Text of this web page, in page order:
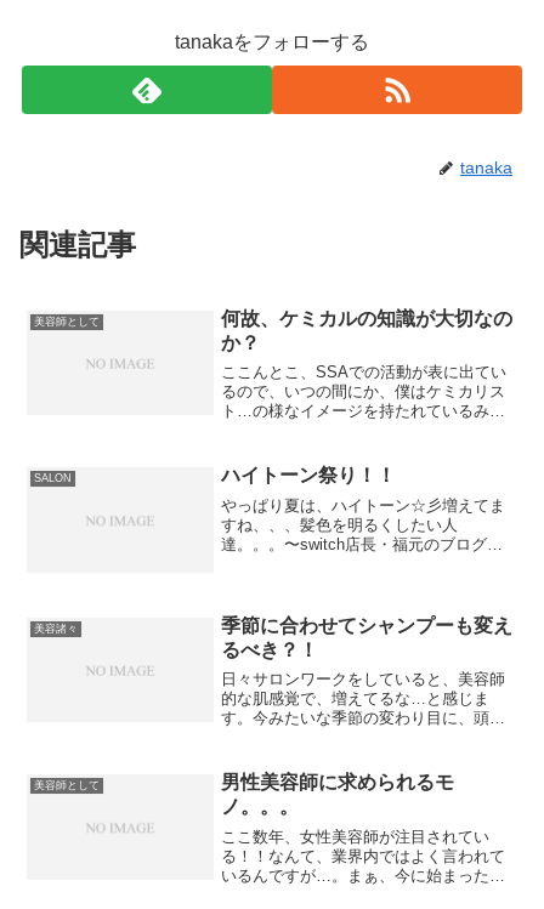
tanakaをフォローする
tanaka
関連記事
美容師として
何故、ケミカルの知識が大切なの
か？
ここんとこ、SSAでの活動が表に出てい
るので、いつの間にか、僕はケミカリス
ト…の様なイメージを持たれているみた
いないんだけど、自分自身ではあまりそ
う思われるのは嬉しくな...
SALON ハイトーン祭り！！
やっぱり夏は、ハイトーン☆彡増えてま
すね、、、髪色を明るくしたい人
達。。。〜switch店長・福元のブログよ
ル系でしょ。いまだ...
美容諸々
季節に合わせてシャンプーも変え
るべき？！
日々サロンワークをしていると、美容師
的な肌感覚で、増えてるな…と感じま
す。今みたいな季節の変わり目に、頭が
り、此方が気付いたりすることが。ま
た、髪がパサつく…髪がもつれる...
美容師として
男性美容師に求められるモ
ノ。。。
ここ数年、女性美容師が注目されてい
る！！なんて、業界内ではよく言われて
いるんですが…。まぁ、今に始まった事